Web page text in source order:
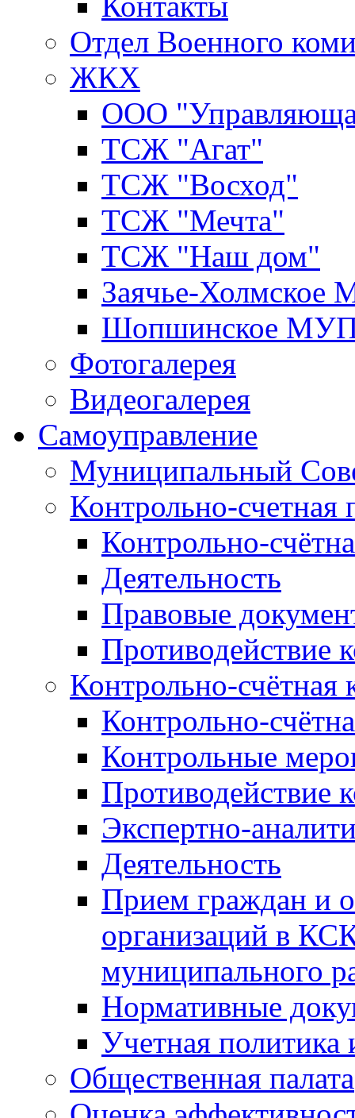
Отдел Военного
ЖКХ
ООО
ТСЖ "Агат"
ТСЖ "Восход"
ТСЖ "Мечта"
ТСЖ "Наш дом"
Заячье-
Шопшинское
Фотогалерея
Видеогалерея
Самоуправление
Муниципальный
Контрольно-счетная
Контрольно-
Деятельность
Правовые
Противодействие
Контрольно-счётная
Контрольно-
Контрольные
Противодействие
Экспертно-
Деятельность
Прием граждан и
организаций в
муниципального
Нормативные
Учетная политика
Общественная палата